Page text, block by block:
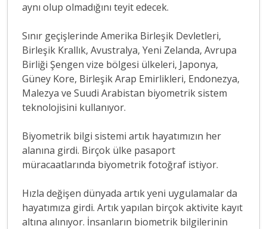
aynı olup olmadığını teyit edecek.
Sınır geçişlerinde Amerika Birleşik Devletleri,
Birleşik Krallık, Avustralya, Yeni Zelanda, Avrupa
Birliği Şengen vize bölgesi ülkeleri, Japonya,
Güney Kore, Birleşik Arap Emirlikleri, Endonezya,
Malezya ve Suudi Arabistan biyometrik sistem
teknolojisini kullanıyor.
Biyometrik bilgi sistemi artık hayatımızın her
alanına girdi. Birçok ülke pasaport
müracaatlarında biyometrik fotoğraf istiyor.
Hızla değişen dünyada artık yeni uygulamalar da
hayatımıza girdi. Artık yapılan birçok aktivite kayıt
altına alınıyor. İnsanların biometrik bilgilerinin